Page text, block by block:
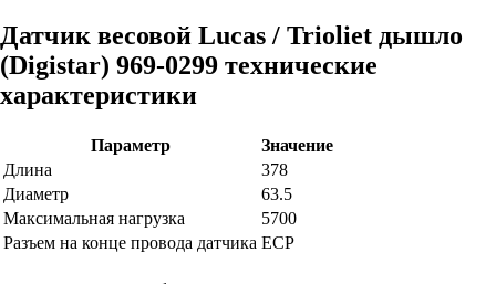
Датчик весовой Lucas / Trioliet дышло
(Digistar) 969-0299 технические
характеристики
Параметр
Значение
Длина
378
Диаметр
63.5
Максимальная нагрузка
5700
Разъем на конце провода датчика ECP